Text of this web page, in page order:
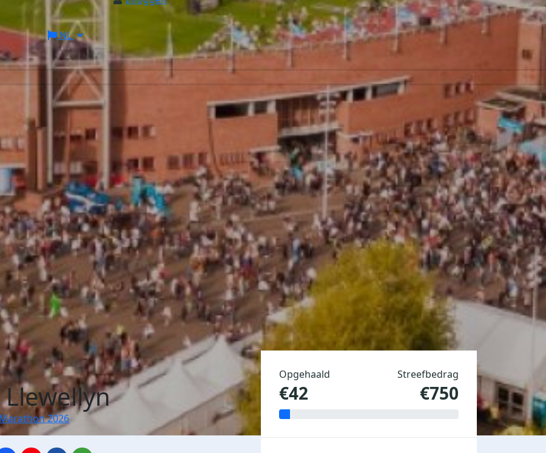
NL
Llewellyn
2026
Opgehaald
€42
Streefbedrag
€750